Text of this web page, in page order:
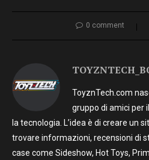
0 comment
ToyznTech.com
gruppo di amici per
la tecnologia. L’idea è di creare un
trovare informazioni, recensioni di
case come Sideshow, Hot Toys,